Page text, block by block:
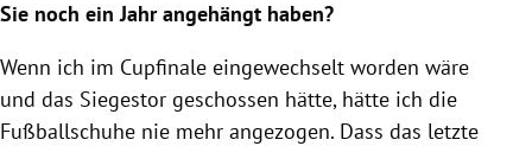
Sie noch ein Jahr angehängt haben?
Wenn ich im Cupfinale eingewechselt worden wäre
und das Siegestor geschossen hätte, hätte ich die
Fußballschuhe nie mehr angezogen. Dass das letzte